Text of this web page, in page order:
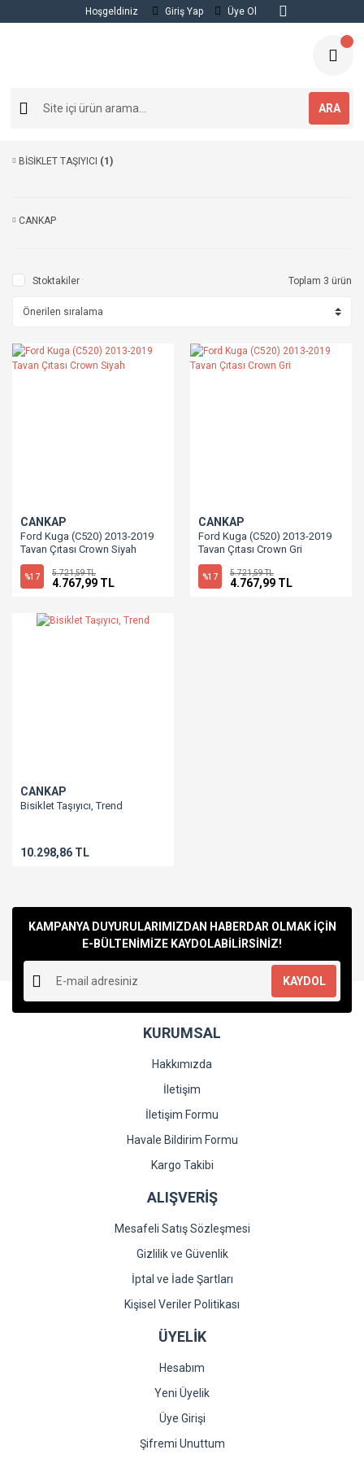
Hoşgeldiniz Giriş Yap Üye Ol
ARA
BİSİKLET TAŞIYICI (1)
CANKAP
Stoktakiler Toplam 3 ürün
CANKAP
Ford Kuga (C520) 2013-2019
Tavan Çıtası Crown Siyah
%17 5.721,59 TL
4.767,99 TL
CANKAP
Ford Kuga (C520) 2013-2019
Tavan Çıtası Crown Gri
%17 5.721,59 TL
4.767,99 TL
CANKAP
Bisiklet Taşıyıcı, Trend
10.298,86 TL
KAMPANYA DUYURULARIMIZDAN HABERDAR OLMAK İÇİN
E-BÜLTENİMİZE KAYDOLABİLİRSİNİZ!
KAYDOL
KURUMSAL
Hakkımızda
İletişim
İletişim Formu
Havale Bildirim Formu
Kargo Takibi
ALIŞVERİŞ
Mesafeli Satış Sözleşmesi
Gizlilik ve Güvenlik
İptal ve İade Şartları
Kişisel Veriler Politikası
ÜYELİK
Hesabım
Yeni Üyelik
Üye Girişi
Şifremi Unuttum